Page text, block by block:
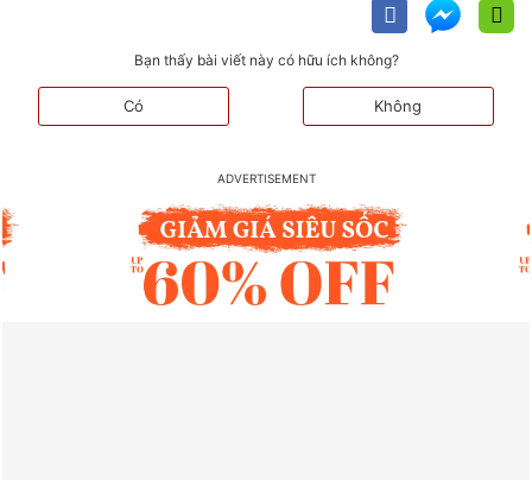
Bạn thấy bài viết này có hữu ích không?
Có Không